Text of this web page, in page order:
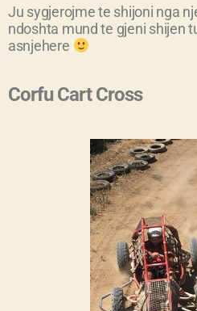
Ju sygjerojme te shijoni nga
ndoshta mund te gjeni shijen
asnjehere
Corfu Cart Cross